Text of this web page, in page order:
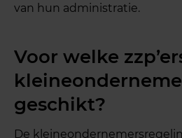
van hun administratie.
Voor welke
geschikt?
De